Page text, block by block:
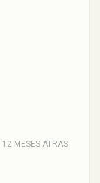
12 MESES ATRAS